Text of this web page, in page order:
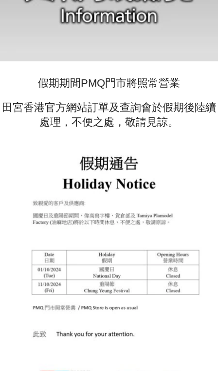
假期期間PMQ門市將照常營業
田宮香港官方網站訂單及查詢會於假期後陸續
處理，不便之處，敬請見諒。